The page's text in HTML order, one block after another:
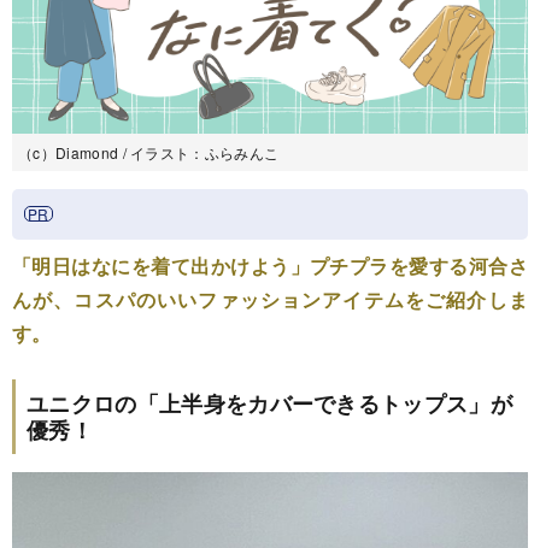
（c）Diamond / イラスト：ふらみんこ
「明日はなにを着て出かけよう」プチプラを愛する河合さ
んが、コスパのいいファッションアイテムをご紹介しま
す。
ユニクロの「上半身をカバーできるトップス」が
優秀！